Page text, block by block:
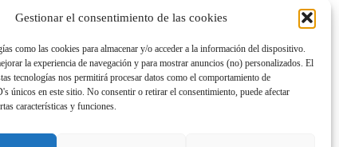
Gestionar el consentimiento de las cookies
como las cookies para almacenar y/o acceder a la información del dispositivo.
la experiencia de navegación y para mostrar anuncios (no) personalizados. El
tecnologías nos permitirá procesar datos como el comportamiento de
únicos en este sitio. No consentir o retirar el consentimiento, puede afectar
características y funciones.